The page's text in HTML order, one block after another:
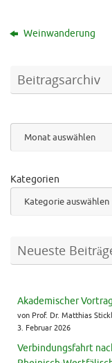
Weinwanderung
Beitragsarchiv
Kategorien
Neueste
Akademischer
von Prof. Dr. Matthias
3. Februar 2026
Verbindungsfahrt